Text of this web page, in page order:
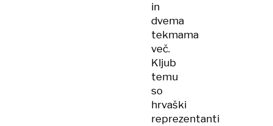
in
dvema
tekmama
več.
Kljub
temu
so
hrvaški
reprezentanti